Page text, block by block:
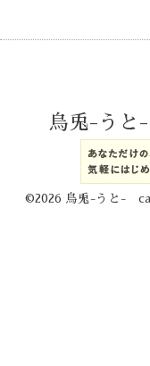
烏兎-う
©2026 烏兎-うと-